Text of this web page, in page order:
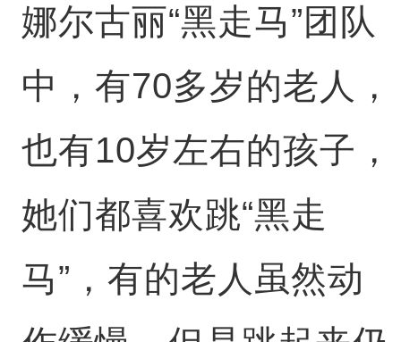
娜尔古丽“黑走马”团队
中，有70多岁的老人，
也有10岁左右的孩子，
她们都喜欢跳“黑走
马”，有的老人虽然动